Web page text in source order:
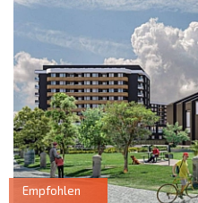
Empfohlen